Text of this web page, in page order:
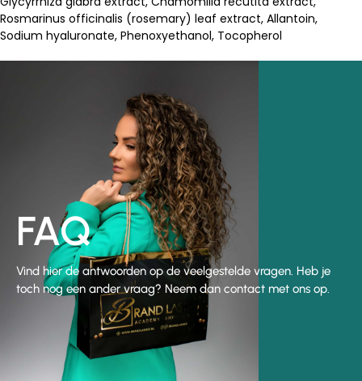
Rosmarinus officinalis (rosemary) leaf extract, Allantoin,
Sodium hyaluronate, Phenoxyethanol, Tocopherol
FAQ
Vind hier de antwoorden op de veelgestelde vragen. Heb je
toch nog een ander vraag? Neem dan contact met ons op.